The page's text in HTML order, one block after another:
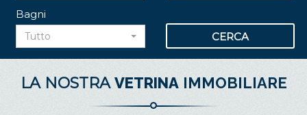
Bagni
Tutto
LA NOSTRAVETRINA IMMOBILIARE